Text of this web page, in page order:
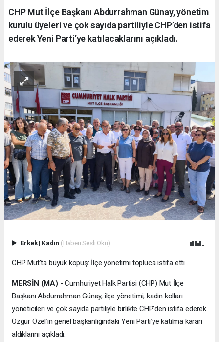
CHP Mut İlçe Başkanı Abdurrahman Günay, yönetim
kurulu üyeleri ve çok sayıda partiliyle CHP’den istifa
ederek Yeni Parti’ye katılacaklarını açıkladı.
Erkek| Kadın (Haberi Sesli Oku)
CHP Mut’ta büyük kopuş: İlçe yönetimi topluca istifa etti
MERSİN (MA) - Cumhuriyet Halk Partisi (CHP) Mut İlçe
Başkanı Abdurrahman Günay, ilçe yönetimi, kadın kolları
yöneticileri ve çok sayıda partiliyle birlikte CHP’den istifa ederek
Özgür Özel’in genel başkanlığındaki Yeni Parti’ye katılma kararı
aldıklarını açıkladı.